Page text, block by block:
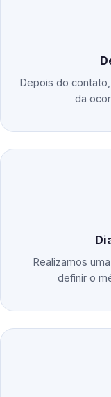
Depois do
da
Realizamos
definir o